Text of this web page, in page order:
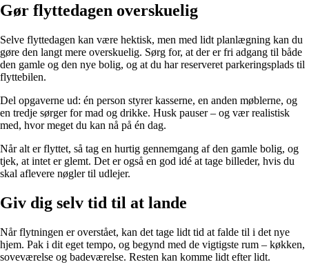
Gør flyttedagen overskuelig
Selve flyttedagen kan være hektisk, men med lidt planlægning kan du
gøre den langt mere overskuelig. Sørg for, at der er fri adgang til både
den gamle og den nye bolig, og at du har reserveret parkeringsplads til
flyttebilen.
Del opgaverne ud: én person styrer kasserne, en anden møblerne, og
en tredje sørger for mad og drikke. Husk pauser – og vær realistisk
med, hvor meget du kan nå på én dag.
Når alt er flyttet, så tag en hurtig gennemgang af den gamle bolig, og
tjek, at intet er glemt. Det er også en god idé at tage billeder, hvis du
skal aflevere nøgler til udlejer.
Giv dig selv tid til at lande
Når flytningen er overstået, kan det tage lidt tid at falde til i det nye
hjem. Pak i dit eget tempo, og begynd med de vigtigste rum – køkken,
soveværelse og badeværelse. Resten kan komme lidt efter lidt.